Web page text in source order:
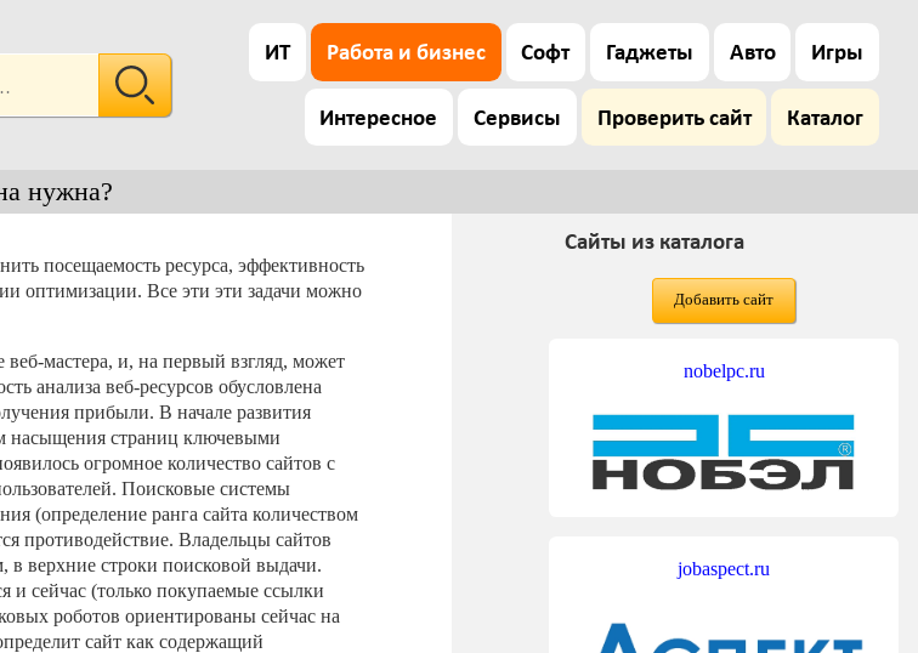
ИТ Работа и бизнес Софт Гаджеты Авто Игры
Интересное Сервисы Проверить сайт Каталог
нужна?
посещаемость ресурса, эффективность
оптимизации. Все эти эти задачи можно
мастера, и, на первый взгляд, может
анализа веб-ресурсов обусловлена
прибыли. В начале развития
насыщения страниц ключевыми
огромное количество сайтов с
Поисковые системы
(определение ранга сайта количеством
противодействие. Владельцы сайтов
в верхние строки поисковой выдачи.
и сейчас (только покупаемые ссылки
роботов ориентированы сейчас на
сайт как содержащий
Сайты из каталога
Добавить сайт
nobelpc.ru
jobaspect.ru